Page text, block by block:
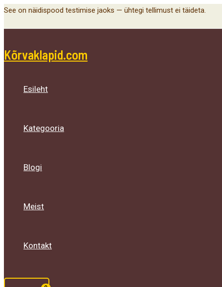
Skip
See on näidispood testimise jaoks — ühtegi tellimust ei täideta.
Kõrvaklapid.com
Esileht
Kategooria
Blogi
Meist
Kontakt
Menu
Toggle
Menu
Toggle
Menu
Toggle